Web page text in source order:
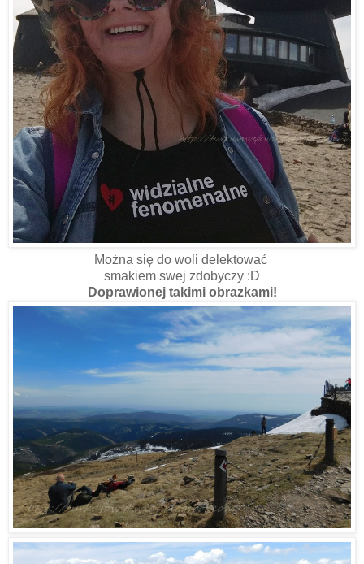
Można się do woli delektować
smakiem swej zdobyczy :D
Doprawionej takimi obrazkami!